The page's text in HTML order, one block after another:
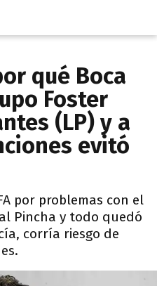
qué Boca
Foster
(LP) y a
evitó
por problemas con el
Pincha y todo quedó
corría riesgo de